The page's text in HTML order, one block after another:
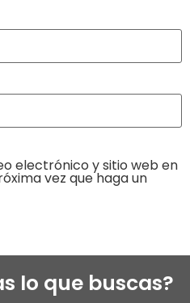
electrónico y sitio web en
vez que haga un
lo que buscas?